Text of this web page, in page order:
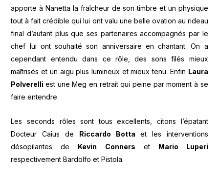
apporte à Nanetta la fraîcheur de son timbre et un physique
tout à fait crédible qui lui ont valu une belle ovation au rideau
final d’autant plus que ses partenaires accompagnés par le
chef lui ont souhaité son anniversaire en chantant. On a
cependant entendu dans ce rôle, des sons filés mieux
maîtrisés et un aigu plus lumineux et mieux tenu. Enfin Laura
Polverelliest une Meg en retrait qui peine par moment à se
faire entendre.
Les seconds rôles sont tous excellents, citons l’épatant
Docteur Caîus de
Riccardo Botta et les interventions
désopilantes de
Kevin Conners et
Mario Luperi
respectivement Bardolfo et Pistola.